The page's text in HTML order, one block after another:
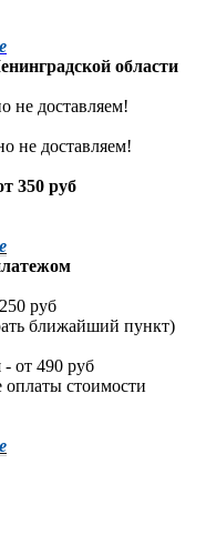
области
не доставляем!
не доставляем!
350 руб
руб
ближайший пункт)
от 490 руб
оплаты стоимости